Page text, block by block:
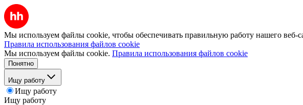
Мы используем файлы cookie, чтобы обеспечивать правильную работу нашего веб-
Правила использования файлов cookie
Мы используем файлы cookie. Правила использования файлов cookie
Понятно
Ищу работу
Ищу работу
Ищу работу